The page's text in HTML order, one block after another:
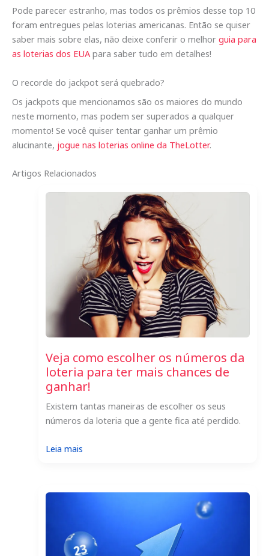
Pode parecer estranho, mas todos os prêmios desse top 10
foram entregues pelas loterias americanas. Então se quiser
saber mais sobre elas, não deixe conferir o melhor guia para
as loterias dos EUA para saber tudo em detalhes!
O recorde do jackpot será quebrado?
Os jackpots que mencionamos são os maiores do mundo
neste momento, mas podem ser superados a qualquer
momento! Se você quiser tentar ganhar um prêmio
alucinante, jogue nas loterias online da TheLotter.
Artigos Relacionados
Veja como escolher os números da
loteria para ter mais chances de
ganhar!
Existem tantas maneiras de escolher os seus
números da loteria que a gente fica até perdido.
Leia mais:
escolher
da
loteria